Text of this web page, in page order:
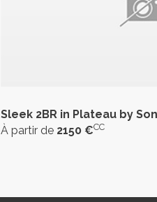
Sleek 2BR in Plateau by
À partir de 2150 €CC